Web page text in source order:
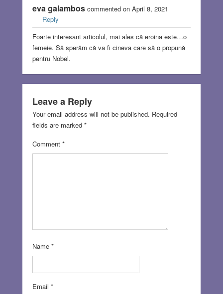
eva galamboscommented on April 8, 2021
Reply
Foarte interesant articolul, mai ales că eroina este…o
femeie. Să sperăm că va fi cineva care să o propună
pentru Nobel.
Leave a Reply
Your email address will not be published. Required
fields are marked *
Comment *
Name *
Email *